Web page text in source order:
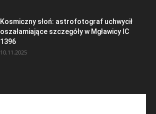
Kosmiczny słoń: astrofotograf uchwycił
oszałamiające szczegóły w Mgławicy IC
1396
10.11.2025